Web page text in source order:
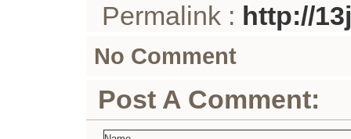
Permalink : http://
No Comment
Post A Comment: